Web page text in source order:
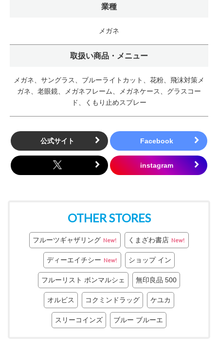
業種
メガネ
取扱い商品・メニュー
メガネ、サングラス、ブルーライトカット、花粉、飛沫対策メ
ガネ、老眼鏡、メガネフレーム、メガネケース、グラスコー
ド、くもり止めスプレー
公式サイト
OTHER STORES
フルーツギャザリング New! くまざわ書店 New!
ディーエイチシー New! ショップ イン
フルーリスト ボンマルシェ 無印良品 500
オルビス コクミンドラッグ ケユカ
スリーコインズ ブルー ブルーエ